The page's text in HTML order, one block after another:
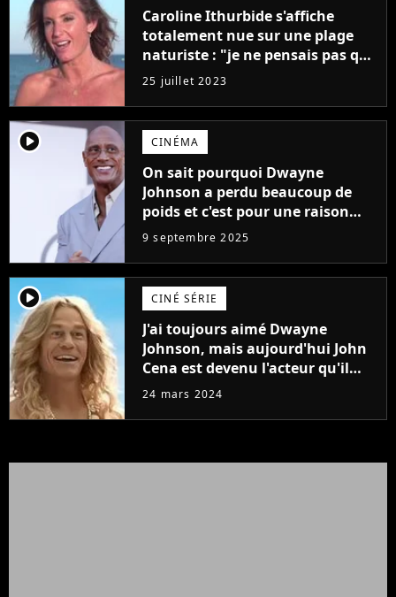
Caroline Ithurbide s'affiche
totalement nue sur une plage
naturiste : "je ne pensais pas que
j'arriverais à le faire..."
25 juillet 2023
player2 CINÉMA
On sait pourquoi Dwayne
Johnson a perdu beaucoup de
poids et c'est pour une raison
importante
9 septembre 2025
player2 CINÉ SÉRIE
J'ai toujours aimé Dwayne
Johnson, mais aujourd'hui John
Cena est devenu l'acteur qu'il
rêvait d'être (et Ricky Stanicky le
24 mars 2024